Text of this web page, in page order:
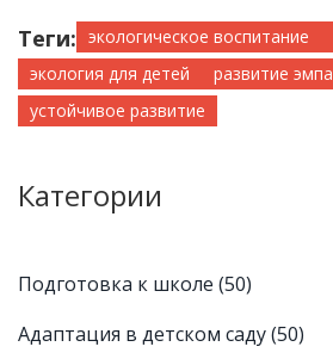
Теги: экологическое воспитание
экология для детей
развитие
устойчивое развитие
Категории
Подготовка к школе (50)
Адаптация в детском саду(50)